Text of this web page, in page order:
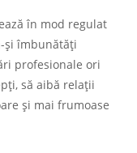
în mod regulat
și îmbunătăți
profesionale ori
să aibă relații
și mai frumoase